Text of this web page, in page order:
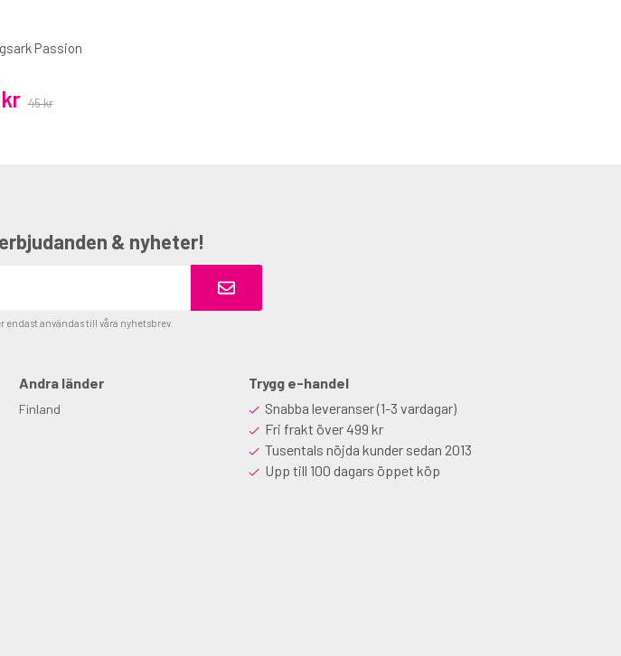
Passion
45 kr
& nyheter!
användas till våra nyhetsbrev.
Andra länder
Finland
Trygg e-handel
Snabba leveranser (1-3 vardagar)
Fri frakt över 499 kr
Tusentals nöjda kunder sedan 2013
Upp till 100 dagars öppet köp